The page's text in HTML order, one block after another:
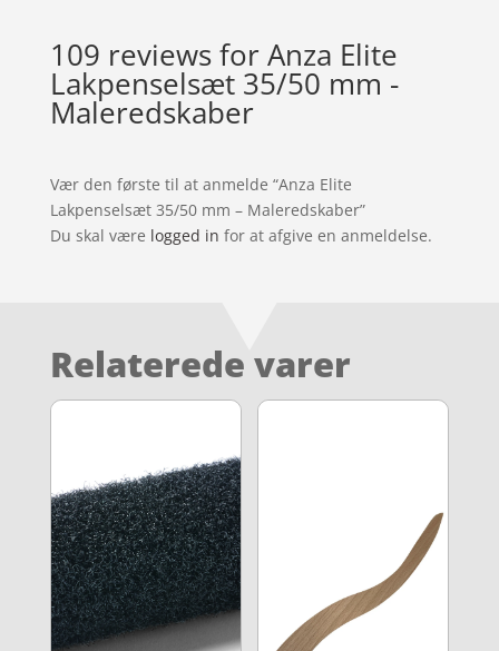
109 reviews forAnza Elite
Lakpenselsæt 35/50 mm -
Maleredskaber
Vær den første til at anmelde “Anza Elite
Lakpenselsæt 35/50 mm – Maleredskaber”
Du skal være logged in for at afgive en anmeldelse.
Relaterede varer